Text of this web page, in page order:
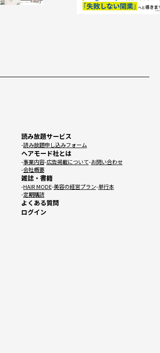
読み放題サービス
読み放題申し込みフォーム
ヘアモード社とは
事業内容 広告掲載について お問い合わせ
会社概要
雑誌・書籍
HAIR MODE 美容の経営プラン 単行本
定期購読
よくある質問
ログイン